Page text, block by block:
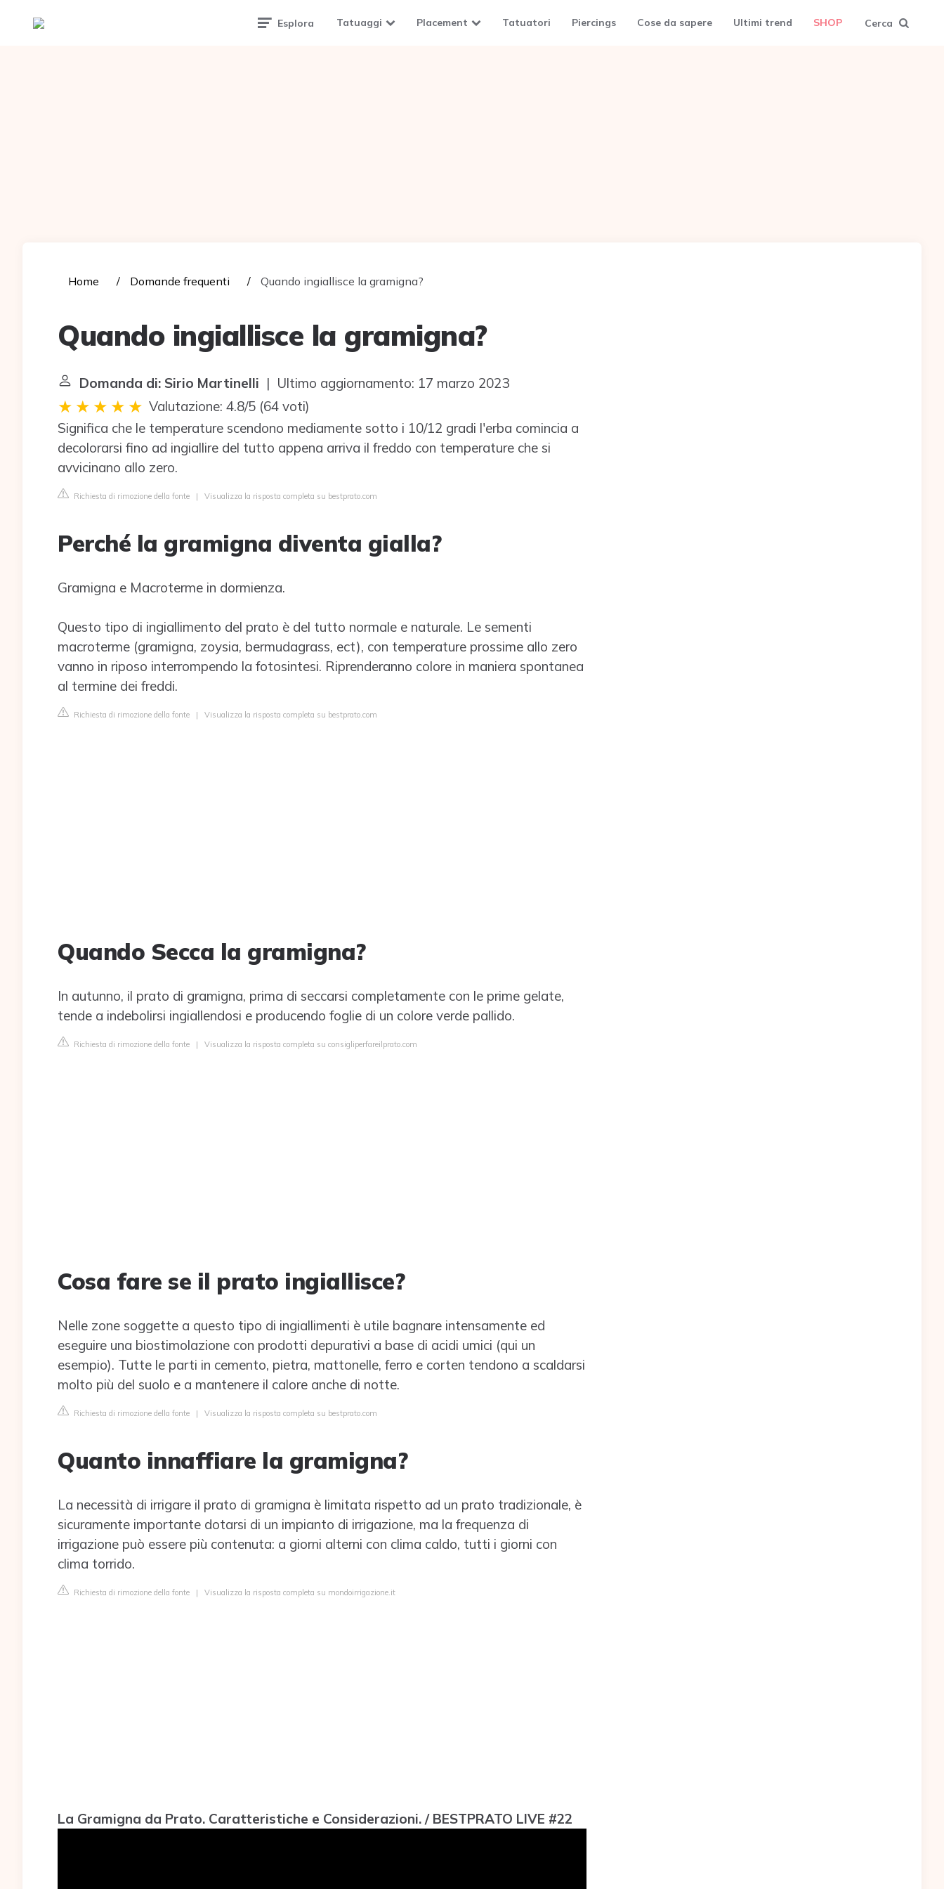
Tattoomuse.it Esplora Tatuaggi Placement Tatuatori Piercings Cose da sapere Ultimi trend SHOP Cerca
Home Domande frequenti Quando ingiallisce la gramigna?
Quando ingiallisce la gramigna?
Domanda di: Sirio Martinelli | Ultimo aggiornamento: 17 marzo 2023
Valutazione: 4.8/5 (64 voti)
Significa che le temperature scendono mediamente sotto i 10/12 gradi l'erba comincia a
decolorarsi fino ad ingiallire del tutto appena arriva il freddo con temperature che si
avvicinano allo zero.
Richiesta di rimozione della fonte | Visualizza la risposta completa su bestprato.com
Perché la gramigna diventa gialla?
Gramigna e Macroterme in dormienza.
Questo tipo di ingiallimento del prato è del tutto normale e naturale. Le sementi
macroterme (gramigna, zoysia, bermudagrass, ect), con temperature prossime allo zero
vanno in riposo interrompendo la fotosintesi. Riprenderanno colore in maniera spontanea
al termine dei freddi.
Richiesta di rimozione della fonte | Visualizza la risposta completa su bestprato.com
Quando Secca la gramigna?
In autunno, il prato di gramigna, prima di seccarsi completamente con le prime gelate,
tende a indebolirsi ingiallendosi e producendo foglie di un colore verde pallido.
Richiesta di rimozione della fonte | Visualizza la risposta completa su consigliperfareilprato.com
Cosa fare se il prato ingiallisce?
Nelle zone soggette a questo tipo di ingiallimenti è utile bagnare intensamente ed
eseguire una biostimolazione con prodotti depurativi a base di acidi umici (qui un
esempio). Tutte le parti in cemento, pietra, mattonelle, ferro e corten tendono a scaldarsi
molto più del suolo e a mantenere il calore anche di notte.
Richiesta di rimozione della fonte | Visualizza la risposta completa su bestprato.com
Quanto innaffiare la gramigna?
La necessità di irrigare il prato di gramigna è limitata rispetto ad un prato tradizionale, è
sicuramente importante dotarsi di un impianto di irrigazione, ma la frequenza di
irrigazione può essere più contenuta: a giorni alterni con clima caldo, tutti i giorni con
clima torrido.
Richiesta di rimozione della fonte | Visualizza la risposta completa su mondoirrigazione.it
La Gramigna da Prato. Caratteristiche e Considerazioni. / BESTPRATO LIVE #22